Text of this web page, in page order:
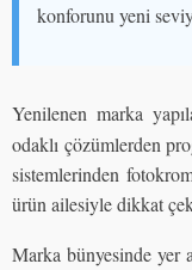
konforunu yeni
Yenilenen marka
odaklı çözümlerden
sistemlerinden
ürün ailesiyle dikkat
Marka bünyesinde yer